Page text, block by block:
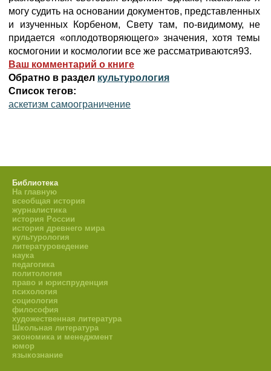
могу судить на основании документов, представленных
и изученных Корбеном, Свету там, по-видимому, не
придается «оплодотворяющего» значения, хотя темы
космогонии и космологии все же рассматриваются93.
Ваш комментарий о книге
Обратно в раздел культурология
Список тегов:
аскетизм самоограничение
Библиотека
На главную
всеобщая история
журналистика
история России
история древнего мира
культурология
литературоведение
наука
педагогика
политология
право и юриспруденция
психология
социология
философия
художественная литература
Школьная литература
экономика и менеджмент
юмор
языкознание